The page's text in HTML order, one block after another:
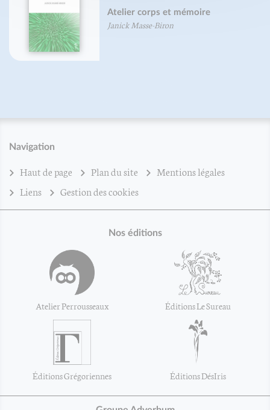
Atelier corps et mémoire
Janick Masse-Biron
Navigation
Haut de page Plan du site
Mentions légales
Liens
Gestion des cookies
Nos éditions
Atelier Perrousseaux Éditions Le Sureau
Éditions Grégoriennes Éditions DésIris